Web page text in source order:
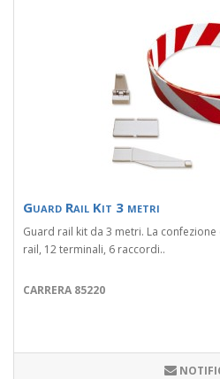
Guard Rail Kit 3 metri
Guard rail kit da 3 metri. La
rail, 12 terminali, 6 raccordi..
CARRERA 85220